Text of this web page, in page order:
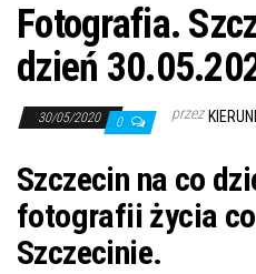
Fotografia.
dzień
30/05/2020 0 przez
Szczecin na co
fotografii życia
Szczecinie.